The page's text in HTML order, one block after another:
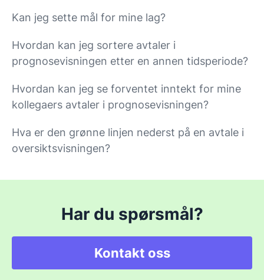
Kan jeg sette mål for mine lag?
Hvordan kan jeg sortere avtaler i
prognosevisningen etter en annen tidsperiode?
Hvordan kan jeg se forventet inntekt for mine
kollegaers avtaler i prognosevisningen?
Hva er den grønne linjen nederst på en avtale i
oversiktsvisningen?
Har du spørsmål?
Kontakt oss